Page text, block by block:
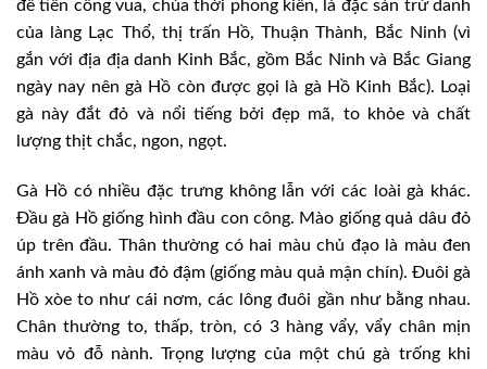
để tiến cống vua, chúa thời phong kiến, là đặc sản trứ danh
của làng Lạc Thổ, thị trấn Hồ, Thuận Thành, Bắc Ninh (vì
gắn với địa địa danh Kinh Bắc, gồm Bắc Ninh và Bắc Giang
ngày nay nên gà Hồ còn được gọi là gà Hồ Kinh Bắc). Loại
gà này đắt đỏ và nổi tiếng bởi đẹp mã, to khỏe và chất
lượng thịt chắc, ngon, ngọt.
Gà Hồ có nhiều đặc trưng không lẫn với các loài gà khác.
Đầu gà Hồ giống hình đầu con công. Mào giống quả dâu đỏ
úp trên đầu. Thân thường có hai màu chủ đạo là màu đen
ánh xanh và màu đỏ đậm (giống màu quả mận chín). Đuôi gà
Hồ xòe to như cái nơm, các lông đuôi gần như bằng nhau.
Chân thường to, thấp, tròn, có 3 hàng vẩy, vẩy chân mịn
màu vỏ đỗ nành. Trọng lượng của một chú gà trống khi